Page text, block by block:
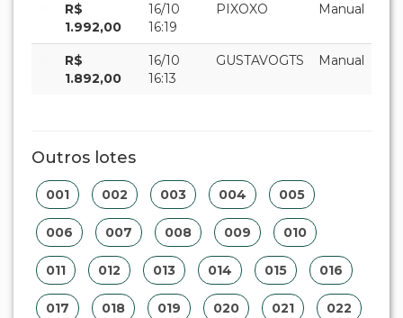
R$
1.992,00
16/10
16:19
PIXOXO Manual
R$
1.892,00
16/10
16:13
GUSTAVOGTS Manual
Outros lotes
001 002 003 004 005
006 007 008 009 010
011 012 013 014 015 016
017 018 019 020 021 022